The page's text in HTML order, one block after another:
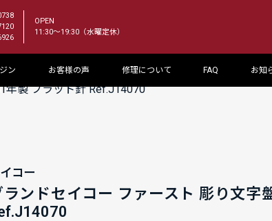
OPEN
11:30～19:30（水曜定休）
ン お客様の声 修理について FAQ お知
年製 フラット針 Ref.J14070
コー
ランドセイコー ファースト 彫り文字